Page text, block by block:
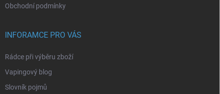
Obchodní podmínky
INFORAMCE PRO VÁS
Rádce při výběru zboží
Vapingový blog
Slovník pojmů